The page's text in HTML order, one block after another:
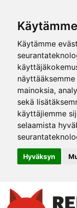
Käytämme
mainoksia,
sekä
käyttäjiemme
selaamista
Hyväksyn